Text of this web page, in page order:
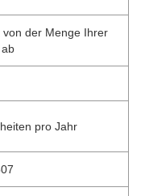
von der Menge Ihrer
pro Jahr